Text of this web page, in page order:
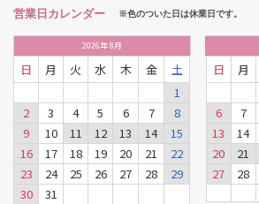
営業日カレンダー ※色のついた日は休業日です。
2026年8月
日 月 火 水 木 金
土
1
2
3 4 5 6 7
8
9
10 11 12 13 14
15
16
17 18 19 20 21
22
23
24 25 26 27 28
29
30
31
日 月
6
7
13
14
20
21
27
28